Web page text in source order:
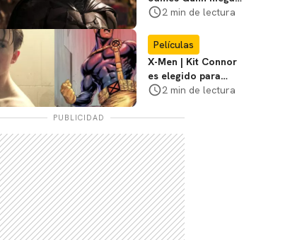
que se filme la parte
2 min de lectura
Películas
X-Men | Kit Connor
es elegido para
interpretar a
película
2 min de lectura
PUBLICIDAD